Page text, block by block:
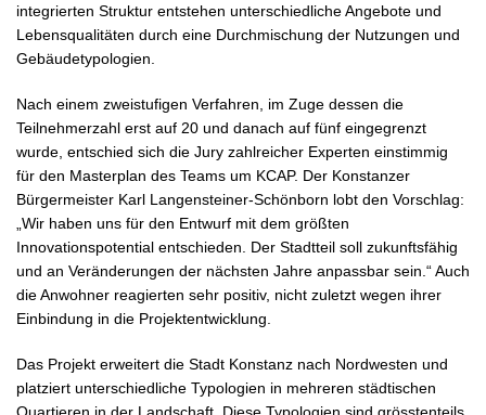
integrierten Struktur entstehen unterschiedliche Angebote und
Lebensqualitäten durch eine Durchmischung der Nutzungen und
Gebäudetypologien.
Nach einem zweistufigen Verfahren, im Zuge dessen die
Teilnehmerzahl erst auf 20 und danach auf fünf eingegrenzt
wurde, entschied sich die Jury zahlreicher Experten einstimmig
für den Masterplan des Teams um KCAP. Der Konstanzer
Bürgermeister Karl Langensteiner-Schönborn lobt den Vorschlag:
„Wir haben uns für den Entwurf mit dem größten
Innovationspotential entschieden. Der Stadtteil soll zukunftsfähig
und an Veränderungen der nächsten Jahre anpassbar sein.“ Auch
die Anwohner reagierten sehr positiv, nicht zuletzt wegen ihrer
Einbindung in die Projektentwicklung.
Das Projekt erweitert die Stadt Konstanz nach Nordwesten und
platziert unterschiedliche Typologien in mehreren städtischen